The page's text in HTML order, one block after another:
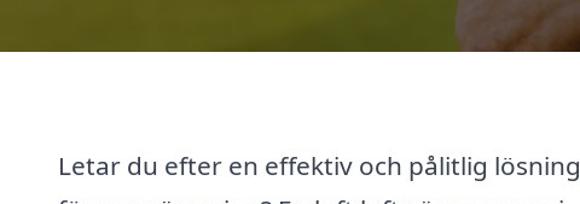
Letar du efter en effektiv och pålitlig lösning